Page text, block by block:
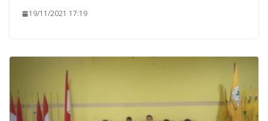
19/11/2021 17:19